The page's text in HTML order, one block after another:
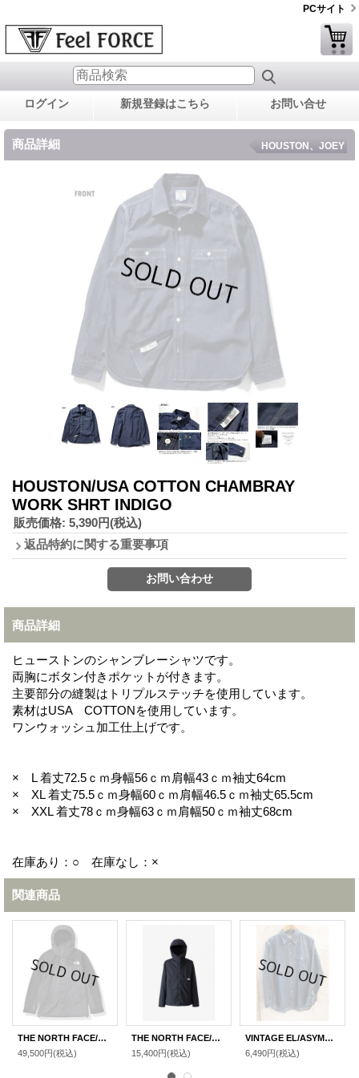
PCサイト
ログイン 新規登録はこちら お問い合せ
商品詳細 HOUSTON、JOEY
HOUSTON/USA COTTON CHAMBRAY
WORK SHRT INDIGO
販売価格: 5,390円(税込)
返品特約に関する重要事項
商品詳細
ヒューストンのシャンブレーシャツです。
両胸にボタン付きポケットが付きます。
主要部分の縫製はトリプルステッチを使用しています。
素材はUSA COTTONを使用しています。
ワンウォッシュ加工仕上げです。
× L 着丈72.5ｃｍ身幅56ｃｍ肩幅43ｃｍ袖丈64cm
× XL 着丈75.5ｃｍ身幅60ｃｍ肩幅46.5ｃｍ袖丈65.5cm
× XXL 着丈78ｃｍ身幅63ｃｍ肩幅50ｃｍ袖丈68cm
在庫あり：○ 在庫なし：×
関連商品
THE NORTH FACE/MOUNTAIN LIGHT DENIM JACKET NYLON BLACK DENIM
49,500円(税込)
THE NORTH FACE/COMPACT JACKET BLACK
15,400円(税込)
VINTAGE EL/ASYMMENTLY DENIM SHIRTS BLUE
6,490円(税込)